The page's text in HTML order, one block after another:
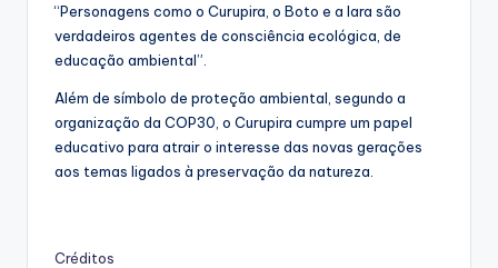
“Personagens como o Curupira, o Boto e a Iara são
verdadeiros agentes de consciência ecológica, de
educação ambiental”.
Além de símbolo de proteção ambiental, segundo a
organização da COP30, o Curupira cumpre um papel
educativo para atrair o interesse das novas gerações
aos temas ligados à preservação da natureza.
Créditos